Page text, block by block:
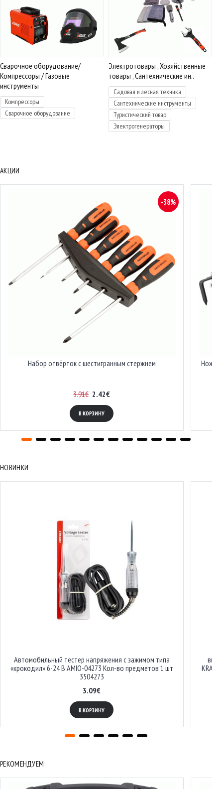
Сварочное оборудование/
Компрессоры / Газовые
инструменты
Компрессоры
Сварочное оборудование
Электротовары , Хозяйственные
товары , Сантехнические ин..
Садовая и лесная техника
Сантехнические инструменты
Туристический товар
Электрогенераторы
АКЦИИ
-38%
Набор отвёрток с шестигранным стержнем
3.91€ 2.42€
В КОРЗИНУ
Нож
НОВИНКИ
Автомобильный тестер напряжения с зажимом типа
«крокодил» 6-24 В AMIO-04273 Кол-во предметов 1 шт
3504273
3.09€
В КОРЗИНУ
РЕКОМЕНДУЕМ